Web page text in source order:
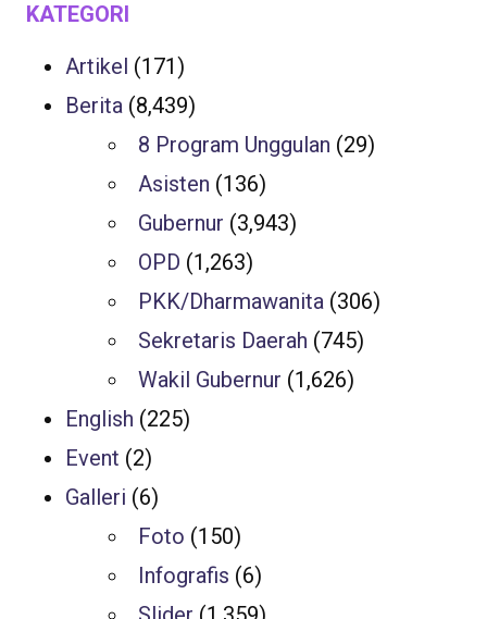
KATEGORI
Artikel (171)
Berita (8,439)
8 Program Unggulan (29)
Asisten (136)
Gubernur (3,943)
OPD (1,263)
PKK/Dharmawanita (306)
Sekretaris Daerah (745)
Wakil Gubernur (1,626)
English (225)
Event (2)
Galleri (6)
Foto (150)
Infografis (6)